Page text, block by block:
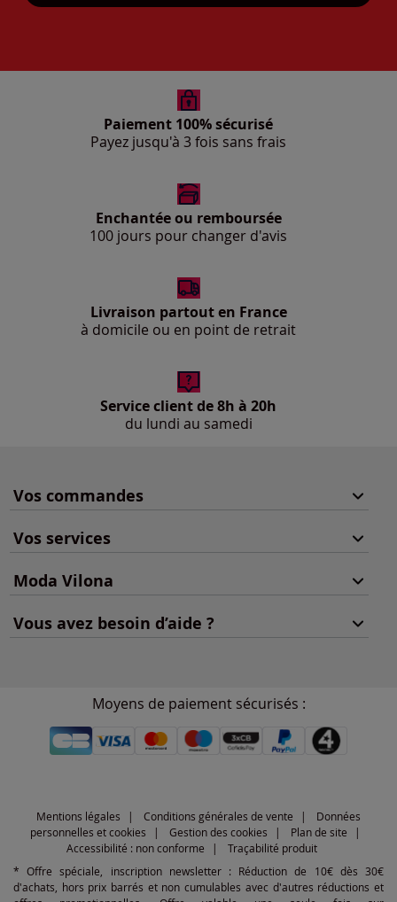
Paiement 100% sécurisé
Payez jusqu'à 3 fois sans frais
Enchantée ou remboursée
100 jours pour changer d'avis
Livraison partout en France
à domicile ou en point de retrait
Service client de 8h à 20h
du lundi au samedi
Vos commandes
Vos services
Moda Vilona
Vous avez besoin d’aide ?
Moyens de paiement sécurisés :
Mentions légales Conditions générales de vente
Données
personnelles et cookies
Gestion des cookies
Plan de site
Accessibilité : non conforme
Traçabilité produit
* Offre spéciale, inscription newsletter : Réduction de 10€ dès 30€
d'achats, hors prix barrés et non cumulables avec d'autres réductions et